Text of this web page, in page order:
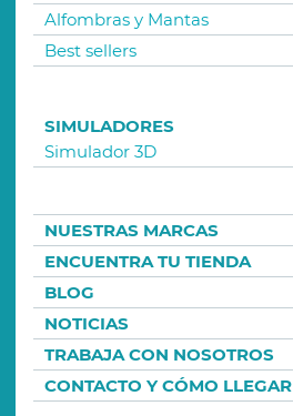
Alfombras y Mantas
Best sellers
SIMULADORES
Simulador 3D
NUESTRAS MARCAS
ENCUENTRA TU TIENDA
BLOG
NOTICIAS
TRABAJA CON NOSOTROS
CONTACTO Y CÓMO LLEGAR